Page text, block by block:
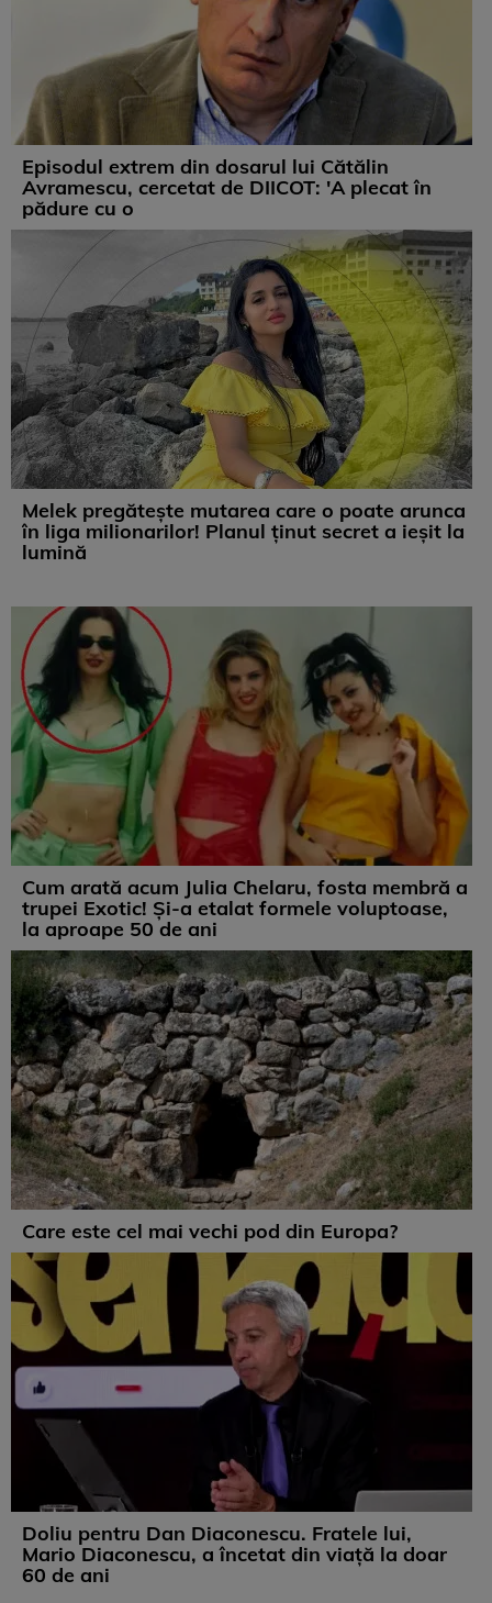
Episodul extrem din dosarul lui Cătălin
Avramescu, cercetat de DIICOT: 'A plecat în
pădure cu o
Melek pregătește mutarea care o poate arunca
în liga milionarilor! Planul ținut secret a ieșit la
lumină
Cum arată acum Julia Chelaru, fosta membră a
trupei Exotic! Și-a etalat formele voluptoase,
la aproape 50 de ani
Care este cel mai vechi pod din Europa?
Doliu pentru Dan Diaconescu. Fratele lui,
Mario Diaconescu, a încetat din viață la doar
60 de ani